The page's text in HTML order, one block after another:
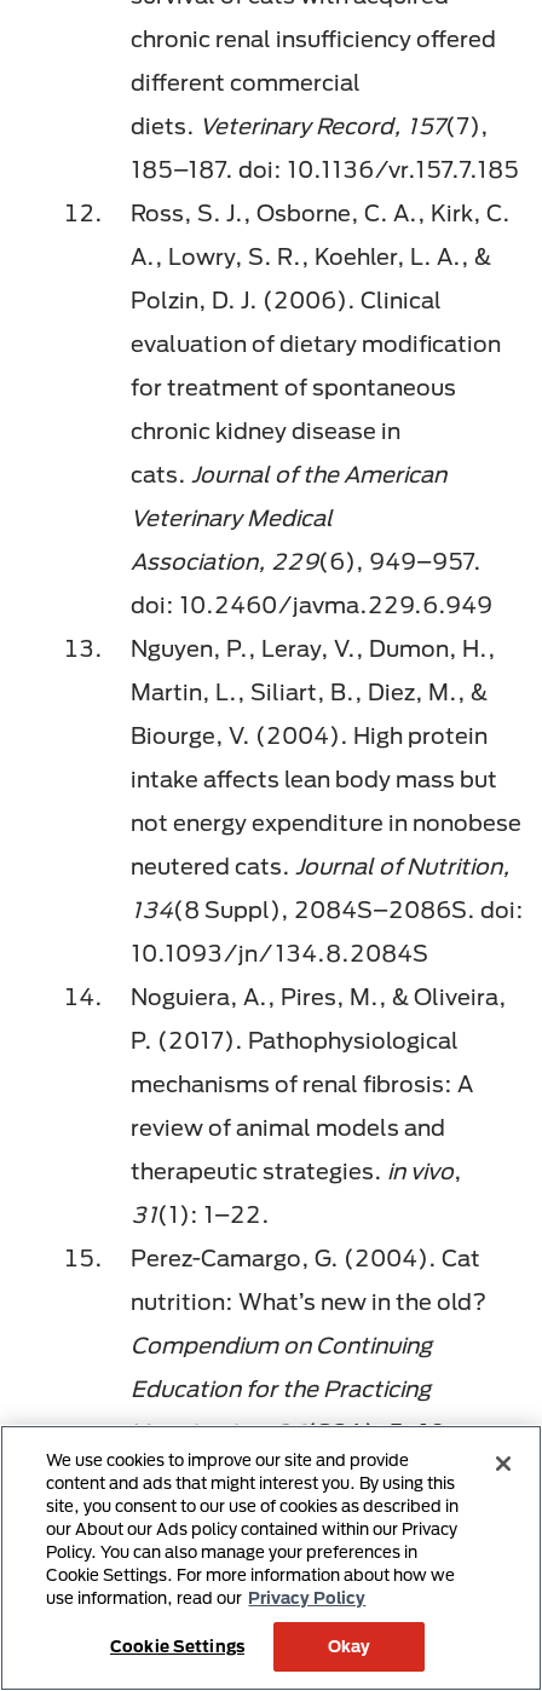
chronic renal insufficiency offered
different commercial
diets. Veterinary Record, 157(7),
185–187. doi: 10.1136/vr.157.7.185
Ross, S. J., Osborne, C. A., Kirk, C.
A., Lowry, S. R., Koehler, L. A., &
Polzin, D. J. (2006). Clinical
evaluation of dietary modification
for treatment of spontaneous
chronic kidney disease in
cats. Journal of the American
Veterinary Medical
Association, 229(6), 949–957.
doi: 10.2460/javma.229.6.949
Nguyen, P., Leray, V., Dumon, H.,
Martin, L., Siliart, B., Diez, M., &
Biourge, V. (2004). High protein
intake affects lean body mass but
not energy expenditure in nonobese
neutered cats. Journal of Nutrition,
134(8 Suppl), 2084S–2086S. doi:
10.1093/jn/134.8.2084S
Noguiera, A., Pires, M., & Oliveira,
P. (2017). Pathophysiological
mechanisms of renal fibrosis: A
review of animal models and
therapeutic strategies. in vivo,
31(1): 1–22.
Perez-Camargo, G. (2004). Cat
nutrition: What’s new in the old?
Compendium on Continuing
Education for the Practicing
Veterinarian, 26(S2A), 5–10.
Buranakarl, C., Mathur, S., &
Brown, S. A. (2004). Effects of
dietary sodium chloride intake on
renal function and blood pressure in
cats with normal and reduced renal
We use cookies to improve our site and provide
content and ads that might interest you. By using this
site, you consent to our use of cookies as described in
our About our Ads policy contained within our Privacy
Policy. You can also manage your preferences in
Cookie Settings. For more information about how we
use information, read our Privacy Policy
Cookie Settings Okay